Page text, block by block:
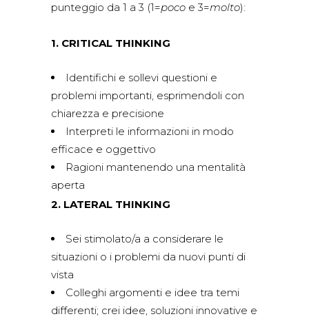
punteggio da 1 a 3 (1=poco e 3=molto):
1. CRITICAL THINKING
Identifichi e sollevi questioni e
problemi importanti, esprimendoli con
chiarezza e precisione
Interpreti le informazioni in modo
efficace e oggettivo
Ragioni mantenendo una mentalità
aperta
2. LATERAL THINKING
Sei stimolato/a a considerare le
situazioni o i problemi da nuovi punti di
vista
Colleghi argomenti e idee tra temi
differenti; crei idee, soluzioni innovative e